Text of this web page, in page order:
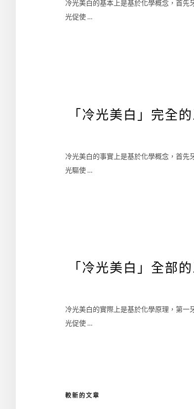
冷光美白的基本上是基於化學概念，首
光促使 …
「冷光美白」完全
冷光美白的事實上是基於化學概念，首
光驅使 …
「冷光美白」全部
冷光美白的實際上是基於化學原理，第
光促使 …
文
較新的文章